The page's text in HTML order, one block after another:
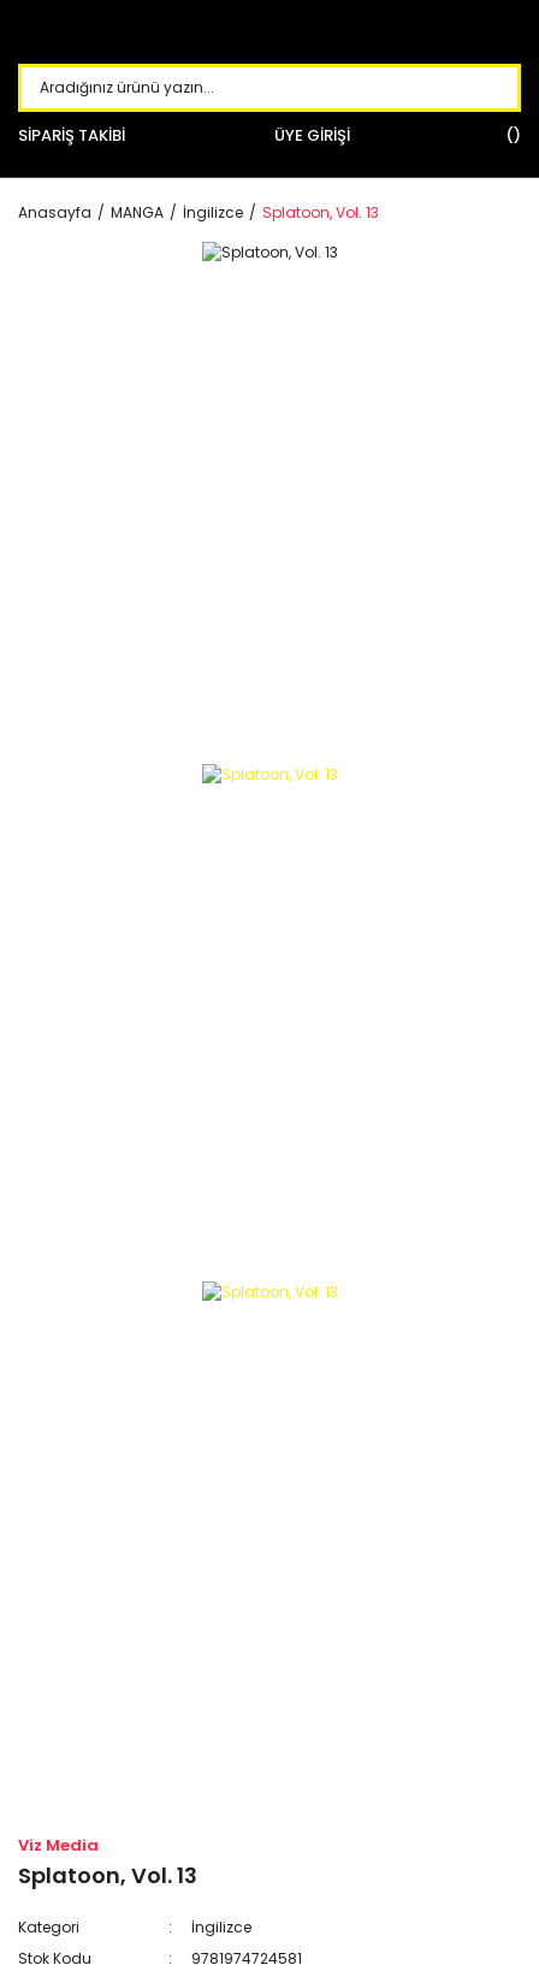
SİPARİŞ TAKİBİ ÜYE GİRİŞİ
Anasayfa MANGA İngilizce Splatoon, Vol. 13
Viz Media
Splatoon, Vol. 13
Kategori
İngilizce
Stok Kodu
9781974724581